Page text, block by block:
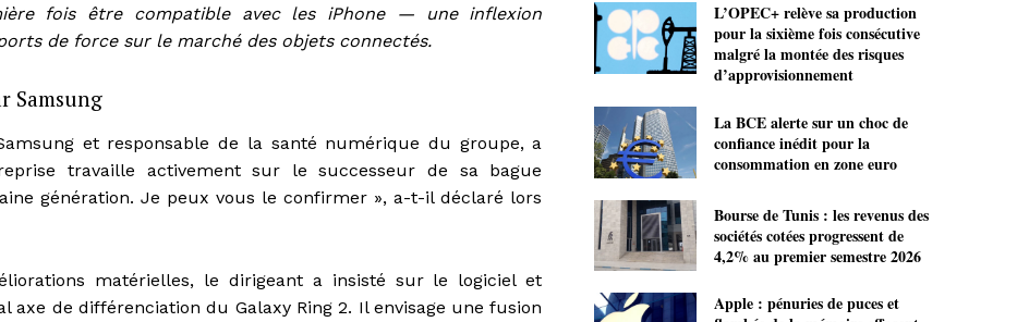
fois être compatible avec les iPhone — une inflexion
de force sur le marché des objets connectés.
Samsung
et responsable de la santé numérique du groupe, a
travaille activement sur le successeur de sa bague
génération. Je peux vous le confirmer », a-t-il déclaré lors
matérielles, le dirigeant a insisté sur le logiciel et
axe de différenciation du Galaxy Ring 2. Il envisage une fusion
L’OPEC+ relève sa production
pour la sixième fois consécutive
malgré la montée des risques
d’approvisionnement
La BCE alerte sur un choc de
confiance inédit pour la
consommation en zone euro
Bourse de Tunis : les revenus des
sociétés cotées progressent de
4,2% au premier semestre 2026
Apple : pénuries de puces et